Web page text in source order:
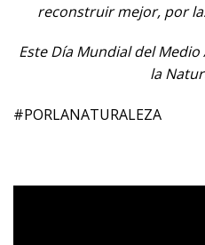
reconstruir mejor, por
Este Día Mundial del
la
#PORLANATURALEZA